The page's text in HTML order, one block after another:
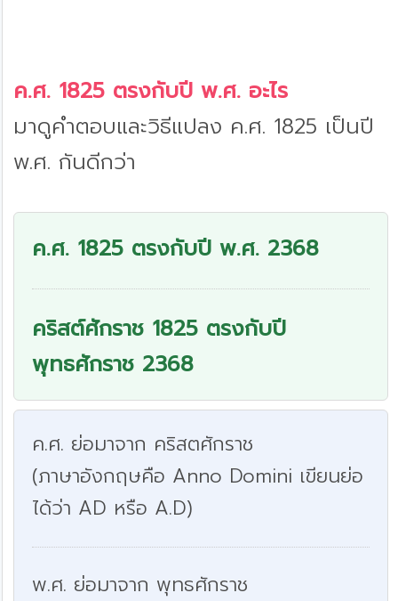
ค.ศ. 1825 ตรงกับปี พ.ศ. อะไร
มาดูคำตอบและวิธีแปลง ค.ศ. 1825 เป็นปี
พ.ศ. กันดีกว่า
ค.ศ. 1825 ตรงกับปี พ.ศ. 2368
คริสต์ศักราช 1825 ตรงกับปี
พุทธศักราช 2368
ค.ศ. ย่อมาจาก คริสตศักราช
(ภาษาอังกฤษคือ Anno Domini เขียนย่อ
ได้ว่า AD หรือ A.D)
พ.ศ. ย่อมาจาก พุทธศักราช